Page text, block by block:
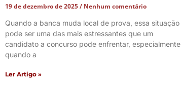
19 de dezembro de 2025
Nenhum comentário
Quando a banca muda local de prova, essa situação
pode ser uma das mais estressantes que um
candidato a concurso pode enfrentar, especialmente
quando a
Ler Artigo »